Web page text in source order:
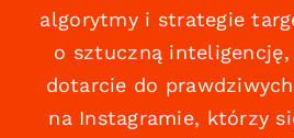
algorytmy i strategie
o sztuczną
dotarcie do
na Instagramie, którzy